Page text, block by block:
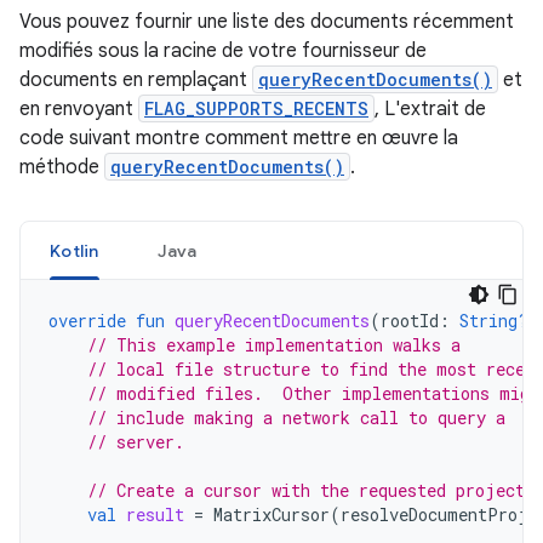
Vous pouvez fournir une liste des documents récemment
modifiés sous la racine de votre fournisseur de
documents en remplaçant queryRecentDocuments() et
en renvoyant FLAG_SUPPORTS_RECENTS , L'extrait de
code suivant montre comment mettre en œuvre la
méthode queryRecentDocuments() .
Kotlin Java
override fun queryRecentDocuments(rootId : String?
// This example implementation walks a
// local file structure to find the most
// modified files.  Other implementations
// include making a network call to query a
// server.
// Create a cursor with the requested
val result = MatrixCursor(